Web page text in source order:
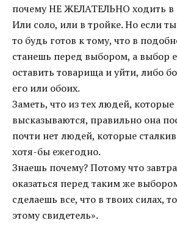
почему НЕ ЖЕЛАТЕЛЬНО ходить в
Или соло, или в тройке. Но если
то будь готов к тому, что в
станешь перед выбором, а выбор
оставить товарища и уйти, либо
его или обоих.
Заметь, что из тех людей,
высказываются, правильно она
почти нет людей, которые
хотя-бы ежегодно.
Знаешь почему? Потому что
оказаться перед таким же
сделаешь все, что в твоих силах,
этому свидетель».